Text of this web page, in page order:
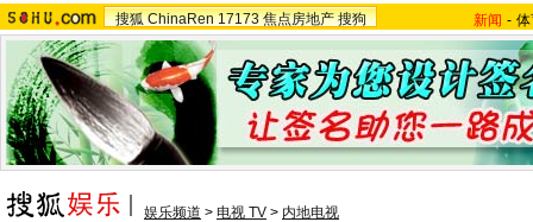
搜狐 ChinaRen 17173 焦点房地产 搜狗 新闻 -
娱乐频道 > 电视 TV > 内地电视